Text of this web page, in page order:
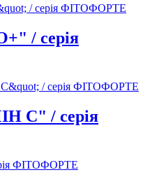
/ серія
С" / серія